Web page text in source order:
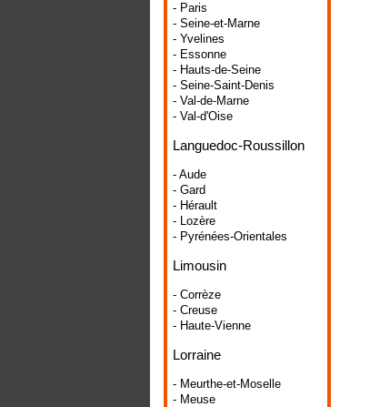
- Paris
- Seine-et-Marne
- Yvelines
- Essonne
- Hauts-de-Seine
- Seine-Saint-Denis
- Val-de-Marne
- Val-d'Oise
Languedoc-Roussillon
- Aude
- Gard
- Hérault
- Lozère
- Pyrénées-Orientales
Limousin
- Corrèze
- Creuse
- Haute-Vienne
Lorraine
- Meurthe-et-Moselle
- Meuse